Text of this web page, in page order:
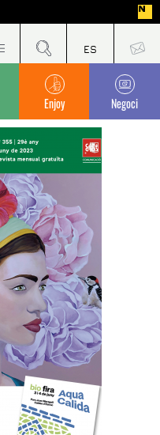
Enjoy Negoci